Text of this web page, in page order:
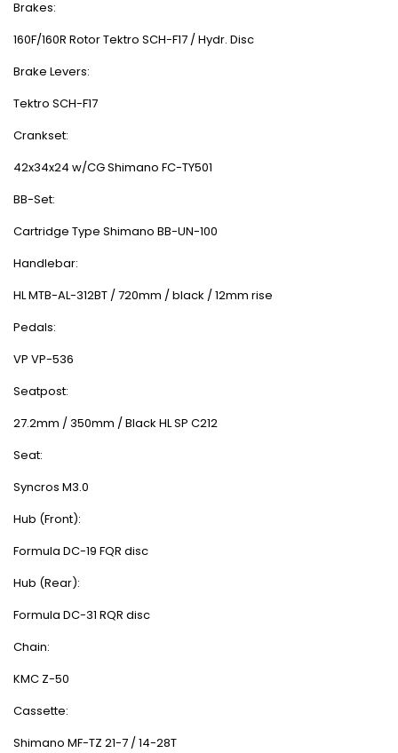
Brakes:
160F/160R Rotor Tektro SCH-F17 / Hydr. Disc
Brake Levers:
Tektro SCH-F17
Crankset:
42x34x24 w/CG Shimano FC-TY501
BB-Set:
Cartridge Type Shimano BB-UN-100
Handlebar:
HL MTB-AL-312BT / 720mm / black / 12mm rise
Pedals:
VP VP-536
Seatpost:
27.2mm / 350mm / Black HL SP C212
Seat:
Syncros M3.0
Hub (Front):
Formula DC-19 FQR disc
Hub (Rear):
Formula DC-31 RQR disc
Chain:
KMC Z-50
Cassette:
Shimano MF-TZ 21-7 / 14-28T